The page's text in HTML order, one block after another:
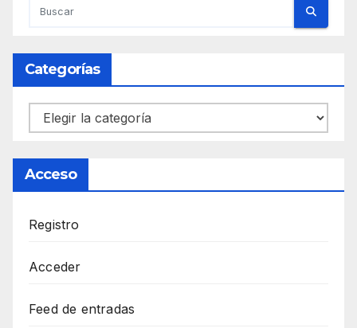
Categorías
Categorías
Acceso
Registro
Acceder
Feed de entradas